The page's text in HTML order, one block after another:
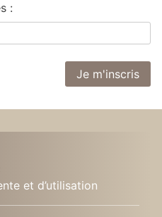
:
et d’utilisation